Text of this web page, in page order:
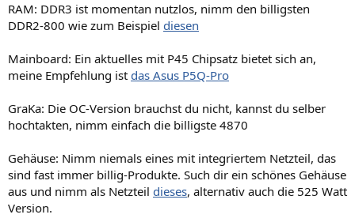
RAM: DDR3 ist momentan nutzlos, nimm den billigsten
DDR2-800 wie zum Beispiel diesen
Mainboard: Ein aktuelles mit P45 Chipsatz bietet sich an,
meine Empfehlung ist das Asus P5Q-Pro
GraKa: Die OC-Version brauchst du nicht, kannst du selber
hochtakten, nimm einfach die billigste 4870
Gehäuse: Nimm niemals eines mit integriertem Netzteil, das
sind fast immer billig-Produkte. Such dir ein schönes Gehäuse
aus und nimm als Netzteil dieses, alternativ auch die 525 Watt
Version.